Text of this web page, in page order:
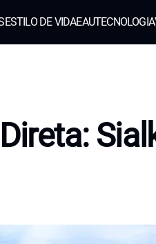
ESTILO DE VIDAEAUTECNOLOGIA